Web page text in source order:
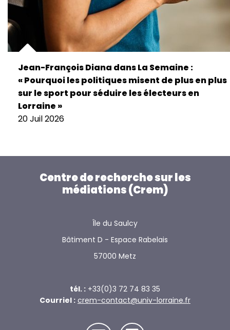
Jean-François Diana dans La Semaine :
« Pourquoi les politiques misent de plus en plus
sur le sport pour séduire les électeurs en
Lorraine »
20 Juil 2026
Centre de recherche sur les
médiations (Crem)
Île du Saulcy
Bâtiment D - Espace Rabelais
57000 Metz
tél. : +33(0)3 72 74 83 35
Courriel : crem-contact@univ-lorraine.fr